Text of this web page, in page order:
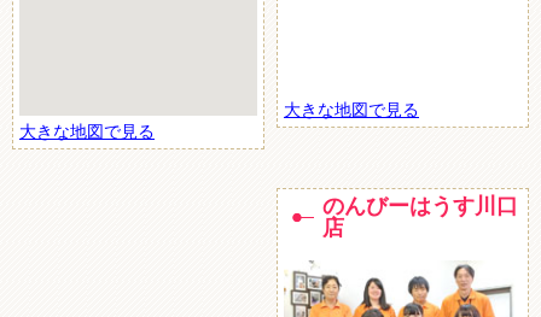
大きな地図で見る
大きな地図で見る
のんびーはうす川口
店